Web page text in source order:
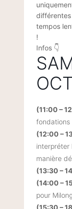
tempos
!
Infos 👇
(11:00 –
fondations
(12:00 –
interpréter
manière
(13:30 –
(14:00 –
pour